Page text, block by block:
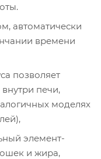
автоматически
времени
позволяет
печи,
моделях
элемент-
и жира,